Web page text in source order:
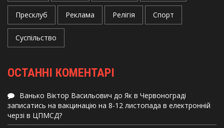
Пресклуб Реклама Релігія Спорт
Суспільство
ОСТАННІ КОМЕНТАРІ
Ванько Віктор Васильович до Як в Червонограді
записатись на вакцинацію на 8-12 листопада в електронній
черзі в ЦПМСД?